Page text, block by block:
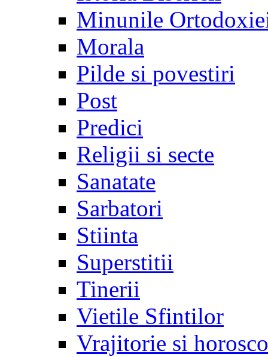
Minunile
Morala
Pilde si povestiri
Post
Predici
Religii si secte
Sanatate
Sarbatori
Stiinta
Superstitii
Tinerii
Vietile Sfintilor
Vrajitorie si